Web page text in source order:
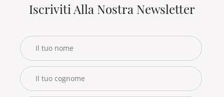
Iscriviti Alla Nostra Newsletter